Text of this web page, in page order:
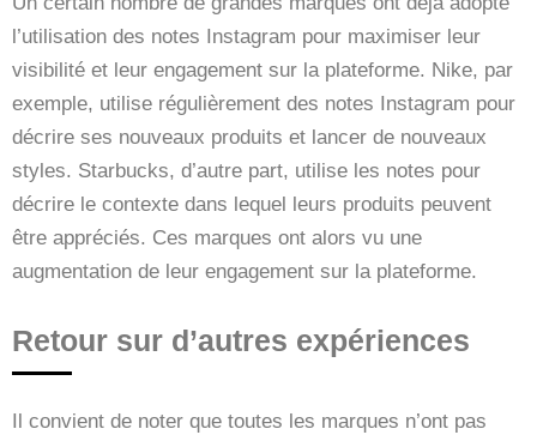
l’utilisation des notes Instagram pour maximiser leur
visibilité et leur engagement sur la plateforme. Nike, par
exemple, utilise régulièrement des notes Instagram pour
décrire ses nouveaux produits et lancer de nouveaux
styles. Starbucks, d’autre part, utilise les notes pour
décrire le contexte dans lequel leurs produits peuvent
être appréciés. Ces marques ont alors vu une
augmentation de leur engagement sur la plateforme.
Retour sur d’autres expériences
Il convient de noter que toutes les marques n’ont pas